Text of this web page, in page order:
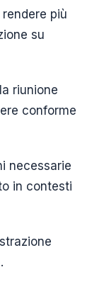
più
su
riunione
conforme
necessarie
in contesti